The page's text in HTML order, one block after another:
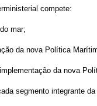
compete:
mar;
da nova Política
da nova
segmento integrante